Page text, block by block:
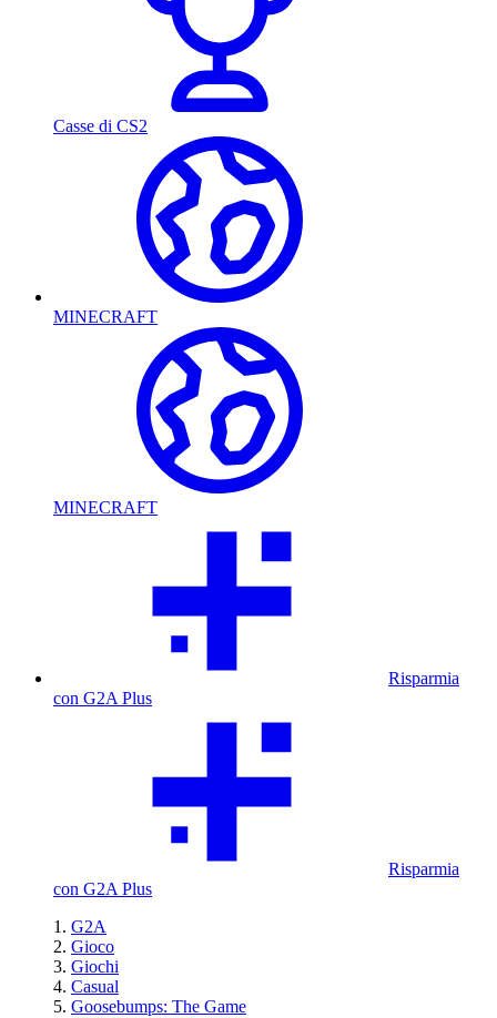
Casse di CS2
MINECRAFT
MINECRAFT
Risparmia
con G2A Plus
Risparmia
con G2A Plus
G2A
Gioco
Giochi
Casual
Goosebumps: The Game